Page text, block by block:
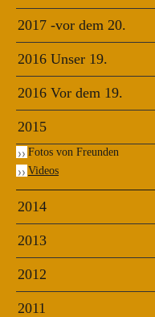
2017 -vor dem 20.
2016 Unser 19.
2016 Vor dem 19.
2015
Fotos von Freunden
Videos
2014
2013
2012
2011